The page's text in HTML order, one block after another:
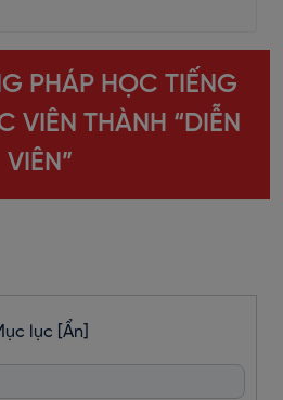
PHÁP HỌC TIẾNG
VIÊN THÀNH “DIỄN
VIÊN”
lục [Ẩn]